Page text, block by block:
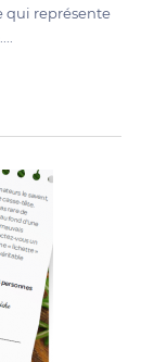
qui représente